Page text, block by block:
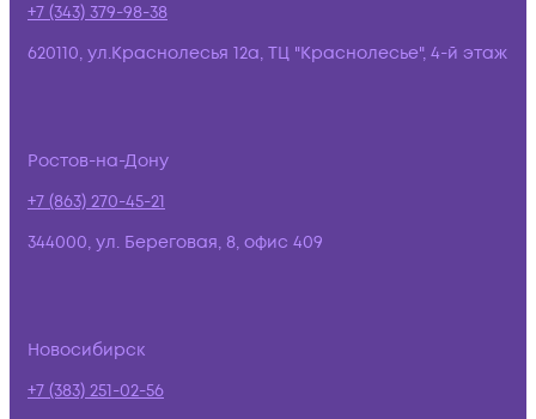
+7 (343) 379-98-38
620110, ул.Краснолесья 12а, ТЦ "Краснолесье", 4-й этаж
Ростов-на-Дону
+7 (863) 270-45-21
344000, ул. Береговая, 8, офис 409
Новосибирск
+7 (383) 251-02-56